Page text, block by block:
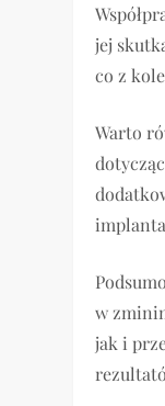
jej
co z
Warto
w
jak i